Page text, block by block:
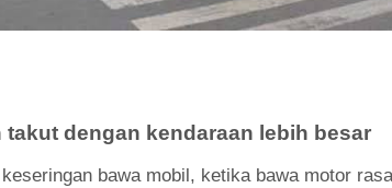
takut dengan kendaraan lebih besar
bawa mobil, ketika bawa motor